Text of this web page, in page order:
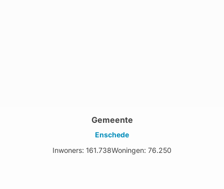
Gemeente
Enschede
Inwoners: 161.738Woningen: 76.250